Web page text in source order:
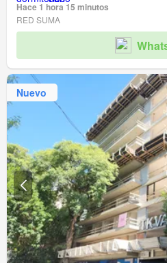
Hace 1 hora 15 minutos
RED SUMA
Nuevo